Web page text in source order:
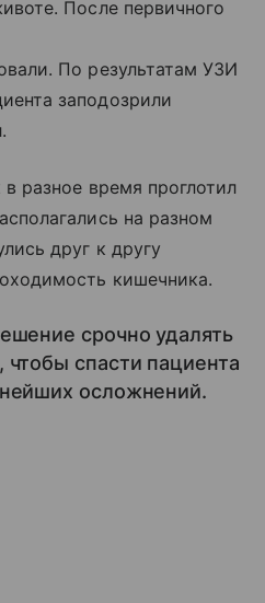
После первичного
По результатам УЗИ
заподозрили
разное время проглотил
на разном
друг к другу
кишечника.
срочно удалять
спасти пациента
осложнений.